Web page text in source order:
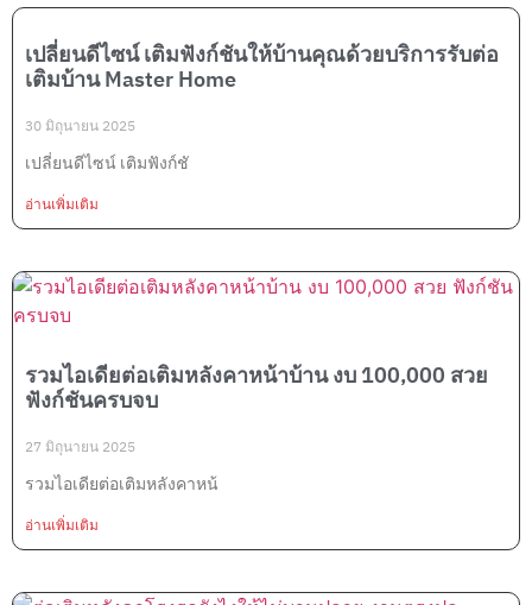
เปลี่ยนดีไซน์ เติมฟังก์ชันให้บ้านคุณด้วยบริการรับต่อ
เติมบ้าน Master Home
30 มิถุนายน 2025
เปลี่ยนดีไซน์ เติมฟังก์ชั
อ่านเพิ่มเติม
รวมไอเดียต่อเติมหลังคาหน้าบ้าน งบ 100,000 สวย
ฟังก์ชันครบจบ
27 มิถุนายน 2025
รวมไอเดียต่อเติมหลังคาหน้
อ่านเพิ่มเติม